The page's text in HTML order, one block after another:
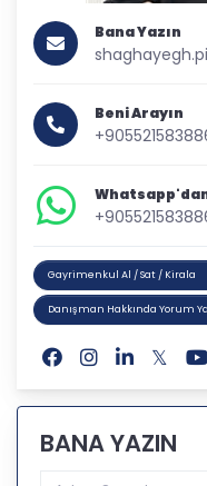
Bana Yazın
Beni Arayın
Whatsapp'dan
Gayrimenkul Al / Sat / Kirala
Danışman Hakkında Yorum
BANA YAZIN